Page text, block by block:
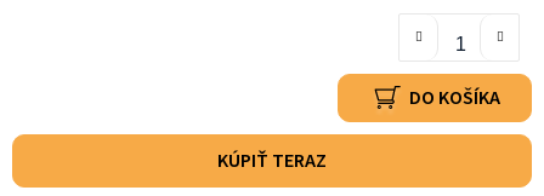
DO KOŠÍKA
KÚPIŤ TERAZ